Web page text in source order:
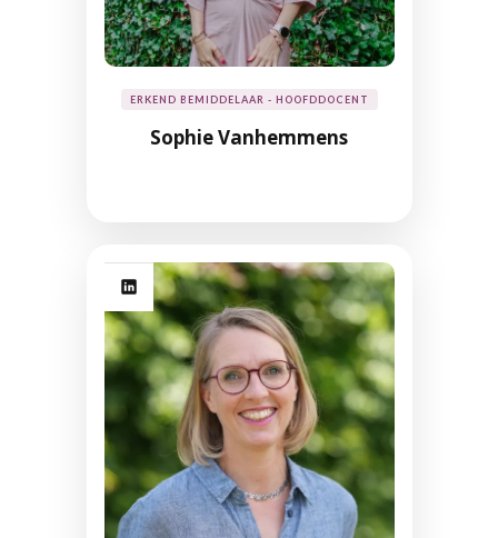
ERKEND BEMIDDELAAR - HOOFDDOCENT
Sophie Vanhemmens